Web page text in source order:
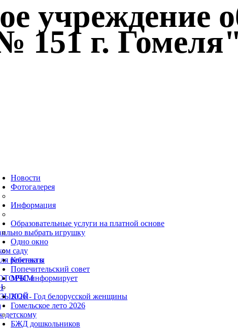
учреждение
151 г. Гомеля"
выбрать игрушку
саду
ребенка в
детскому
Новости
Фотогалерея
Информация
Образовательные услуги на платной основе
Одно окно
Контакты
Попечительский совет
МЧС информирует
2026 - Год белорусской женщины
Гомельское лето 2026
БЖД дошкольников